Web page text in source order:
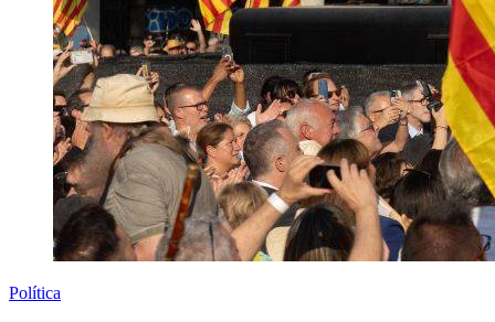
Política